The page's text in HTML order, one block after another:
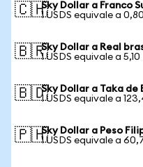
🇨🇭Sky Dollar a Franco
1 USDS equivale a
🇧🇷Sky Dollar a Real
1 USDS equivale a 5,10
🇧🇩Sky Dollar a Taka de
1 USDS equivale a
🇵🇭Sky Dollar a Peso
1 USDS equivale a